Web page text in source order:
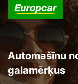
Automašīnu
galamērķus